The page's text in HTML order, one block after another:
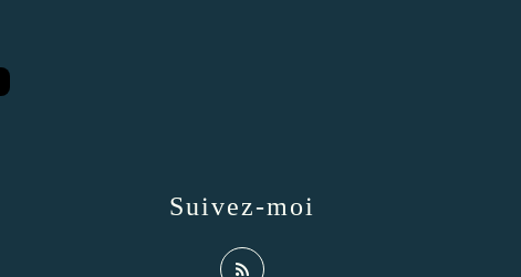
Suivez-moi